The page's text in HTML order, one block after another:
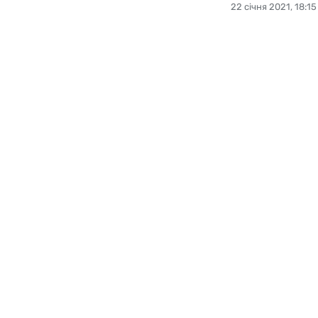
22 січня 2021, 18:15